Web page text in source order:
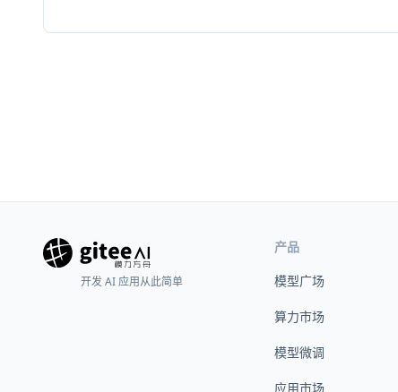
开发 AI 应用从此简单
产品
模型广场
算力市场
模型微调
应用市场